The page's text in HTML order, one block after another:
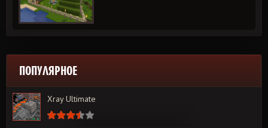
ПОПУЛЯРНОЕ
Xray Ultimate